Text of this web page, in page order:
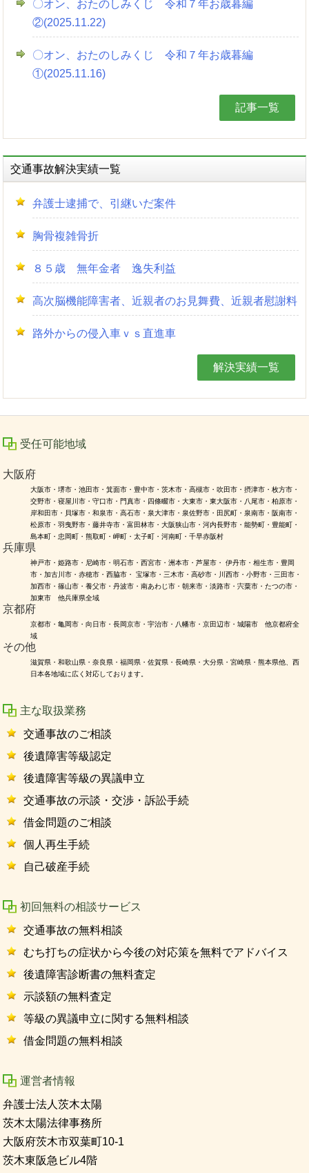
〇オン、おたのしみくじ 令和７年お歳暮編
②(2025.11.22)
〇オン、おたのしみくじ 令和７年お歳暮編
①(2025.11.16)
記事一覧
交通事故解決実績一覧
弁護士逮捕で、引継いだ案件
胸骨複雑骨折
８５歳 無年金者 逸失利益
高次脳機能障害者、近親者のお見舞費、近親者慰謝料
路外からの侵入車ｖｓ直進車
解決実績一覧
受任可能地域
大阪府
大阪市・堺市・池田市・箕面市・豊中市・茨木市・高槻市・吹田市・摂津市・枚方市・
交野市・寝屋川市・守口市・門真市・四條畷市・大東市・東大阪市・八尾市・柏原市・
岸和田市・貝塚市・和泉市・高石市・泉大津市・泉佐野市・田尻町・泉南市・阪南市・
松原市・羽曳野市・藤井寺市・富田林市・大阪狭山市・河内長野市・能勢町・豊能町・
島本町・忠岡町・熊取町・岬町・太子町・河南町・千早赤阪村
兵庫県
神戸市・姫路市・尼崎市・明石市・西宮市・洲本市・芦屋市・ 伊丹市・相生市・豊岡
市・加古川市・赤穂市・西脇市・ 宝塚市・三木市・高砂市・川西市・小野市・三田市・
加西市・篠山市・養父市・丹波市・南あわじ市・朝来市・淡路市・宍粟市・たつの市・
加東市 他兵庫県全域
京都府
京都市・亀岡市・向日市・長岡京市・宇治市・八幡市・京田辺市・城陽市 他京都府全
域
その他
滋賀県・和歌山県・奈良県・福岡県・佐賀県・長崎県・大分県・宮崎県・熊本県他、西
日本各地域に広く対応しております。
主な取扱業務
交通事故のご相談
後遺障害等級認定
後遺障害等級の異議申立
交通事故の示談・交渉・訴訟手続
借金問題のご相談
個人再生手続
自己破産手続
初回無料の相談サービス
交通事故の無料相談
むち打ちの症状から今後の対応策を無料でアドバイス
後遺障害診断書の無料査定
示談額の無料査定
等級の異議申立に関する無料相談
借金問題の無料相談
運営者情報
弁護士法人茨木太陽
茨木太陽法律事務所
大阪府茨木市双葉町10-1
茨木東阪急ビル4階